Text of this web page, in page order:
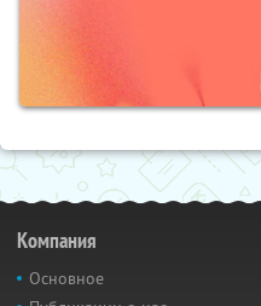
Компания
Основное